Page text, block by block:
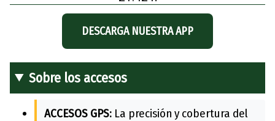
DESCARGA NUESTRA APP
Sobre los accesos
ACCESOS GPS: La precisión y cobertura del